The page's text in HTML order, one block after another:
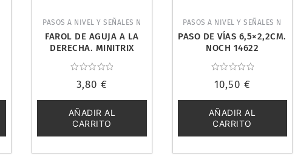
PASOS A NIVEL Y SEÑALES N
FAROL DE AGUJA A LA
DERECHA. MINITRIX
con
de
5
3,80 €
AÑADIR AL
CARRITO
PASOS A NIVEL Y SEÑALES N
PASO DE VÍAS 6,5×2,2CM.
NOCH 14622
con
de
5
10,50 €
AÑADIR AL
CARRITO